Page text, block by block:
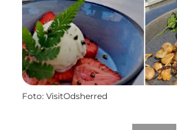
Foto: VisitOdsherred